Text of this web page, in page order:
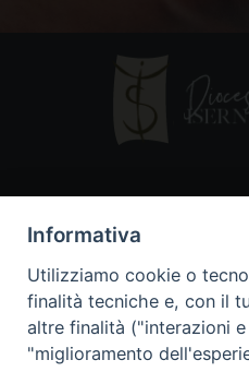
86170 Isernia
086550849
Informativa
Utilizziamo cookie o
finalità tecniche e, con il
altre finalità ("interazioni
"miglioramento